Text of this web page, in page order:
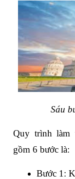
Sáu
Quy trình làm
gồm 6 bước là:
Bước 1: